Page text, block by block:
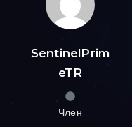
SentinelPrim
eTR
Член